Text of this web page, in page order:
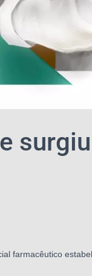
farmacêutico